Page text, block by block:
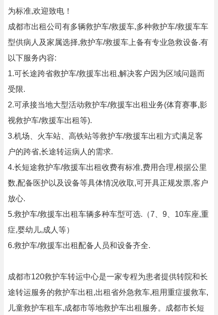
为标准,欢迎致电！
成都市出租公司有多辆救护车/救援车,多种救护车/救援车车
型供病人及家属选择,救护车/救援车上备有专业急救设备.有
以下服务内容:
1.可长途跨省救护车/救援车出租,解决客户因为区域问题而
受限.
2.可承接当地大型活动救护车/救援车出租业务(体育赛事,影
视救护车/救援车出租等).
3.机场、火车站、高铁站等救护车/救援车出租方式满足客
户的跨省,长途转运病人的需求.
4.长短途救护车/救援车出租收费有标准,费用合理,根据公里
数,配备医护以及设备等具体情况收取,可开具正规发票,客户
放心.
5.救护车/救援车出租车辆多种车型可选.（7、9、10车座,重
症,婴幼儿,成人等）
6.救护车/救援车出租配备人员和设备齐全.
成都市120救护车转运中心是一家专程为患者提供转院和长
途转运服务的救护车出租,出租省外急救车,租用重症援救车,
儿童救护车租车,成都市等地救护车出租服务。成都市长短